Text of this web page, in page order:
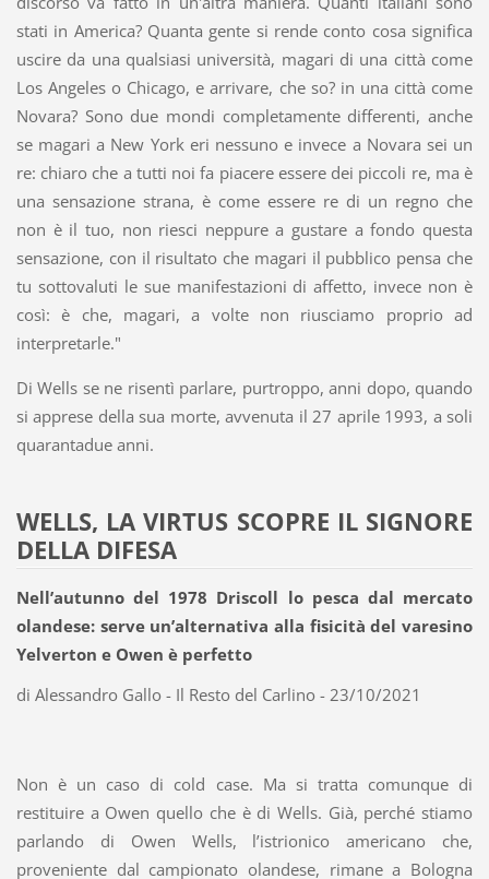
stati in America? Quanta gente si rende conto cosa significa
uscire da una qualsiasi università, magari di una città come
Los Angeles o Chicago, e arrivare, che so? in una città come
Novara? Sono due mondi completamente differenti, anche
se magari a New York eri nessuno e invece a Novara sei un
re: chiaro che a tutti noi fa piacere essere dei piccoli re, ma è
una sensazione strana, è come essere re di un regno che
non è il tuo, non riesci neppure a gustare a fondo questa
sensazione, con il risultato che magari il pubblico pensa che
tu sottovaluti le sue manifestazioni di affetto, invece non è
così: è che, magari, a volte non riusciamo proprio ad
interpretarle."
Di Wells se ne risentì parlare, purtroppo, anni dopo, quando
si apprese della sua morte, avvenuta il 27 aprile 1993, a soli
quarantadue anni.
WELLS, LA VIRTUS SCOPRE IL SIGNORE
DELLA DIFESA
Nell’autunno del 1978 Driscoll lo pesca dal mercato
olandese: serve un’alternativa alla fisicità del varesino
Yelverton e Owen è perfetto
di Alessandro Gallo - Il Resto del Carlino - 23/10/2021
Non è un caso di cold case. Ma si tratta comunque di
restituire a Owen quello che è di Wells. Già, perché stiamo
parlando di Owen Wells, l’istrionico americano che,
proveniente dal campionato olandese, rimane a Bologna